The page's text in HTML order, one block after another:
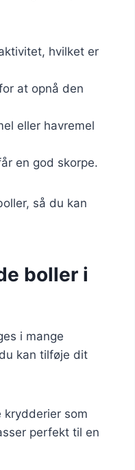
hvilket er
at opnå den
eller havremel
en god skorpe.
så du kan
boller i
i mange
kan tilføje dit
som
perfekt til en